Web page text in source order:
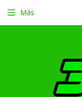
Más